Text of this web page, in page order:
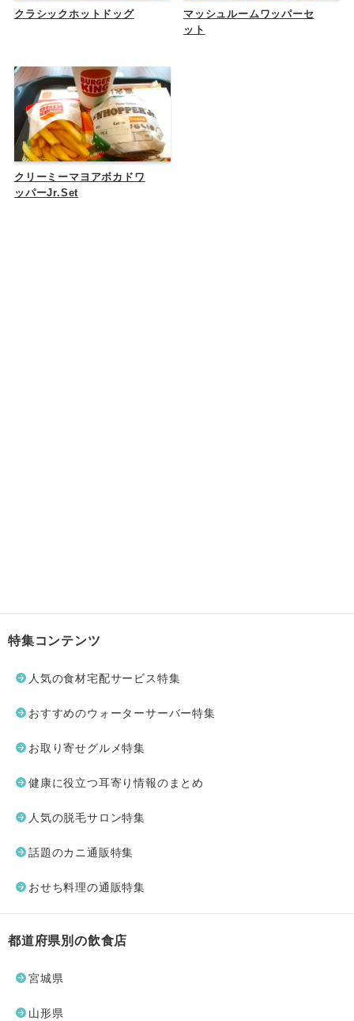
クラシックホットドッグ
マッシュルームワッパーセ
ット
クリーミーマヨアボカドワ
ッパーJr.Set
特集コンテンツ
人気の食材宅配サービス特集
おすすめのウォーターサーバー特集
お取り寄せグルメ特集
健康に役立つ耳寄り情報のまとめ
人気の脱毛サロン特集
話題のカニ通販特集
おせち料理の通販特集
都道府県別の飲食店
宮城県
山形県